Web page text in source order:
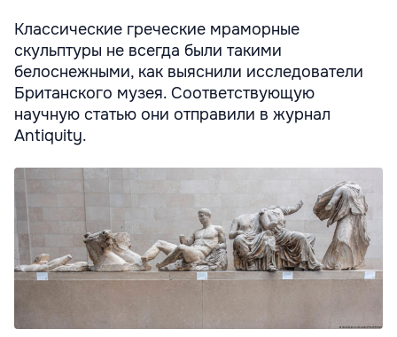
Классические греческие мраморные
скульптуры не всегда были такими
белоснежными, как выяснили исследователи
Британского музея. Соответствующую
научную статью они отправили в журнал
Antiquity.